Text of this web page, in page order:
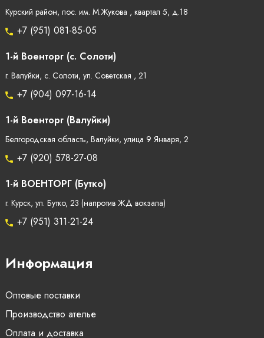
Курский район, пос. им. М.Жукова , квартал 5, д.18
+7 (951) 081-85-05
1-й Военторг (с. Солоти)
г. Валуйки, с. Солоти, ул. Советская , 21
+7 (904) 097-16-14
1-й Военторг (Валуйки)
Белгородская область, Валуйки, улица 9 Января, 2
+7 (920) 578-27-08
1-й ВОЕНТОРГ (Бутко)
г. Курск, ул. Бутко, 23 (напротив ЖД вокзала)
+7 (951) 311-21-24
Информация
Оптовые поставки
Производство ателье
Оплата и доставка